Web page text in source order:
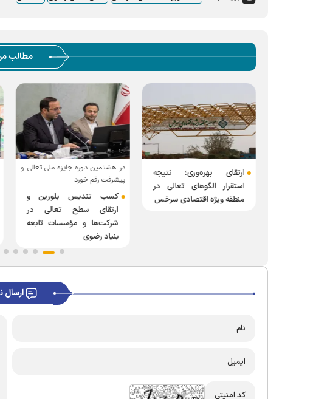
مطالب
ارتقای بهره‌وری؛ نتیجه
استقرار الگو‌های تعالی در
منطقه ویژه اقتصادی سرخس
در هشتمین دوره جایزه ملی تعالی و
پیشرفت رقم خورد
کسب تندیس بلورین و
ارتقای سطح تعالی در
شرکت‌ها و مؤسسات تابعه
بنیاد رضوی
ارسال